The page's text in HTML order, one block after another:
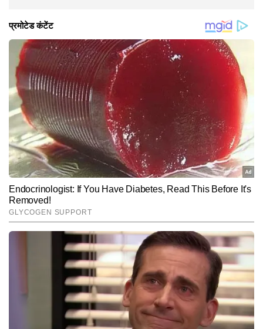
Hindi NewsEntertainmentTelevision
कविता AUTHOR
कविता टाइम्स नाउ नवभारत डिजीटल के एंटरटेनमेंट डेस्क में बतौर चीफ कॉपी
एडिटर की पोस्ट पर काम कर रही है. पत्रकारिता के क्षेत्र डिप्लोमा हासिल करने के
बाद कविता ने मनोरंजन के क्षेत्र में कदम रखा, जहां पर वह टीवी पत्रकारिता के क्षेत्र
में लंबे समय से काम कर रही है. टीवी के क्षेत्र में कविता की मजबूत पकड़ है. इस
क्षेत्र में कविता को फिल्म, टीवी, ओटीटी और सेलिब्रिटी अपडेट्स को सरल भाषा में
और सटीक जानकारी के साथ पेश करने के लिए जानी जाती हैं. कविता ने अब तक
6,000 से अधिक खबरें लिख चुकी हैं. मनोरंजन पत्रकारिता में तेजी से आ रहे
और पढ़ें